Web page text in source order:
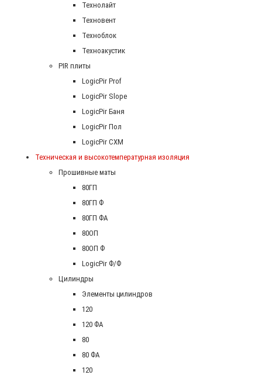
Технолайт
Техновент
Техноблок
Техноакустик
PIR плиты
LogicPir Prof
LogicPir Slope
LogicPir Баня
LogicPir Пол
LogicPir СХМ
Техническая и высокотемпературная изоляция
Прошивные маты
80ГП
80ГП Ф
80ГП ФА
80ОП
80ОП Ф
LogicPir Ф/Ф
Цилиндры
Элементы цилиндров
120
120 ФА
80
80 ФА
120